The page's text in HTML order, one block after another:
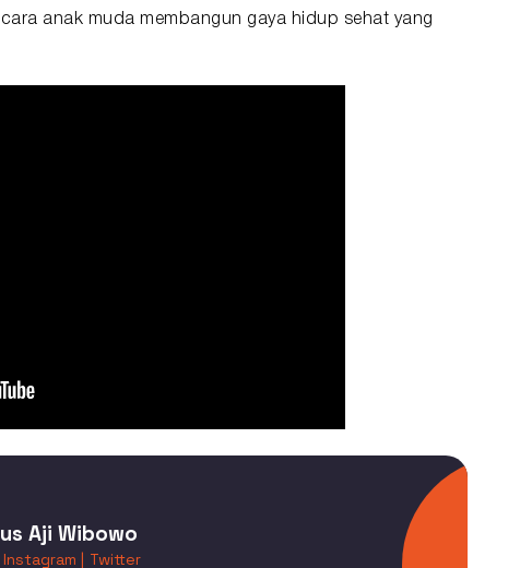
anak muda membangun gaya hidup sehat yang
Aji Wibowo
Instagram | Twitter